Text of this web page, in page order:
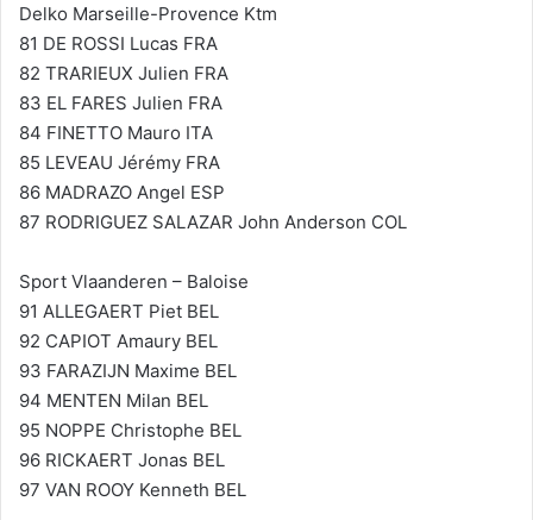
Delko Marseille-Provence Ktm
81 DE ROSSI Lucas FRA
82 TRARIEUX Julien FRA
83 EL FARES Julien FRA
84 FINETTO Mauro ITA
85 LEVEAU Jérémy FRA
86 MADRAZO Angel ESP
87 RODRIGUEZ SALAZAR John Anderson COL
Sport Vlaanderen – Baloise
91 ALLEGAERT Piet BEL
92 CAPIOT Amaury BEL
93 FARAZIJN Maxime BEL
94 MENTEN Milan BEL
95 NOPPE Christophe BEL
96 RICKAERT Jonas BEL
97 VAN ROOY Kenneth BEL